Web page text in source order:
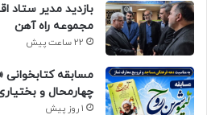
بازدید مدیر ستاد
مجموعه راه آهن
22 ساعت پیش
مسابقه
چهارمحال و
1 روز پیش